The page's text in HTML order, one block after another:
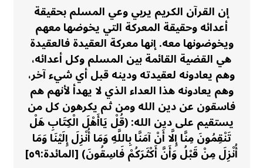
إن القرآن الكريم يربي وعي المسلم بحقيقة
أعدائه وحقيقة المعركة التي يخوضها معهم
ويخوضونها معه. إنها معركة العقيدة فالعقيدة
هي القضية القائمة بين المسلم وكل أعدائه،
وهم يعادونه لعقيدته ودينه قبل أي شيء آخر،
وهم يعادونه هذا العداء الذي لا يهدأ لأنهم هم
فاسقون عن دين الله ومن ثم يكرهون كل من
يستقيم على دين الله: (قُلْ يَاأَهْلَ الْكِتَابِ هَلْ
تَنْقِمُونَ مِنَّا إِلَّا أَنْ آمَنَّا بِاللَّهِ وَمَا أُنْزِلَ إِلَيْنَا وَمَا
أُنْزِلَ مِنْ قَبْلُ وَأَنَّ أَكْثَرَكُمْ فَاسِقُونَ) [المائدة:٥٩]